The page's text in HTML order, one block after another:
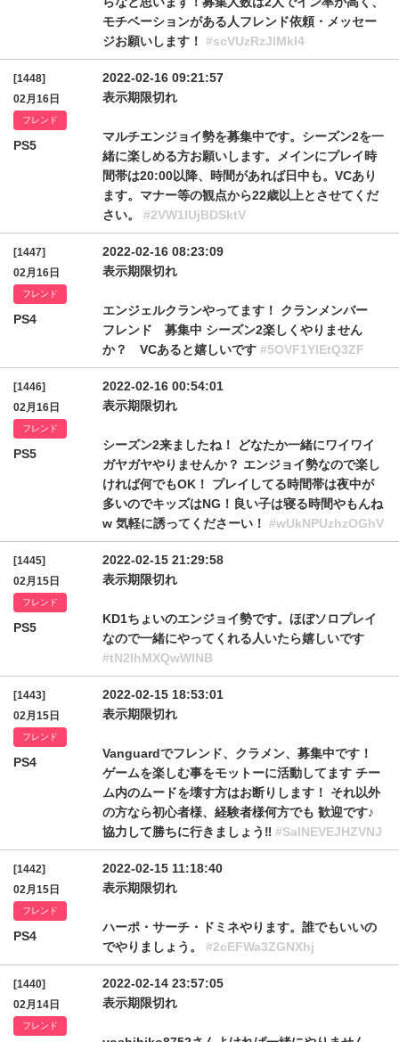
モチベーションがある人フレンド依頼・メッセー
ジお願いします！ #scVUzRzJIMkI4
[1448]
02月16日
フレンド
PS5
2022-02-16 09:21:57
表示期限切れ
マルチエンジョイ勢を募集中です。シーズン2を一
緒に楽しめる方お願いします。メインにプレイ時
間帯は20:00以降、時間があれば日中も。VCあり
ます。マナー等の観点から22歳以上とさせてくだ
さい。 #2VW1lUjBDSktV
[1447]
02月16日
フレンド
PS4
2022-02-16 08:23:09
表示期限切れ
エンジェルクランやってます！ クランメンバー
フレンド 募集中 シーズン2楽しくやりません
か？ VCあると嬉しいです #5OVF1YlEtQ3ZF
[1446]
02月16日
フレンド
PS5
2022-02-16 00:54:01
表示期限切れ
シーズン2来ましたね！ どなたか一緒にワイワイ
ガヤガヤやりませんか？ エンジョイ勢なので楽し
ければ何でもOK！ プレイしてる時間帯は夜中が
多いのでキッズはNG！良い子は寝る時間やもんね
w 気軽に誘ってくださーい！ #wUkNPUzhzOGhV
[1445]
02月15日
フレンド
PS5
2022-02-15 21:29:58
表示期限切れ
KD1ちょいのエンジョイ勢です。ほぼソロプレイ
なので一緒にやってくれる人いたら嬉しいです
#tN2lhMXQwWlNB
[1443]
02月15日
フレンド
PS4
2022-02-15 18:53:01
表示期限切れ
Vanguardでフレンド、クラメン、募集中です！
ゲームを楽しむ事をモットーに活動してます チー
ム内のムードを壊す方はお断りします！ それ以外
の方なら初心者様、経験者様何方でも 歓迎です♪
協力して勝ちに行きましょう‼️ #SalNEVEJHZVNJ
[1442]
02月15日
フレンド
PS4
2022-02-15 11:18:40
表示期限切れ
ハーポ・サーチ・ドミネやります。誰でもいいの
でやりましょう。 #2cEFWa3ZGNXhj
[1440]
02月14日
フレンド
2022-02-14 23:57:05
表示期限切れ